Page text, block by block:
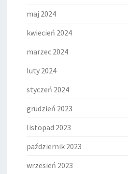
maj 2024
kwiecień 2024
marzec 2024
luty 2024
styczeń 2024
grudzień 2023
listopad 2023
październik 2023
wrzesień 2023